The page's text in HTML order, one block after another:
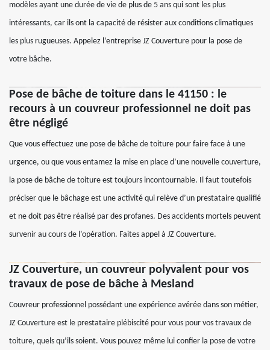
modèles ayant une durée de vie de plus de 5 ans qui sont les plus
intéressants, car ils ont la capacité de résister aux conditions climatiques
les plus rugueuses. Appelez l’entreprise JZ Couverture pour la pose de
votre bâche.
Pose de bâche de toiture dans le 41150 : le
recours à un couvreur professionnel ne doit pas
être négligé
Que vous effectuez une pose de bâche de toiture pour faire face à une
urgence, ou que vous entamez la mise en place d’une nouvelle couverture,
la pose de bâche de toiture est toujours incontournable. Il faut toutefois
préciser que le bâchage est une activité qui relève d’un prestataire qualifié
et ne doit pas être réalisé par des profanes. Des accidents mortels peuvent
survenir au cours de l’opération. Faites appel à JZ Couverture.
JZ Couverture, un couvreur polyvalent pour vos
travaux de pose de bâche à Mesland
Couvreur professionnel possédant une expérience avérée dans son métier,
JZ Couverture est le prestataire plébiscité pour vous pour vos travaux de
toiture, quels qu’ils soient. Vous pouvez même lui confier la pose de votre